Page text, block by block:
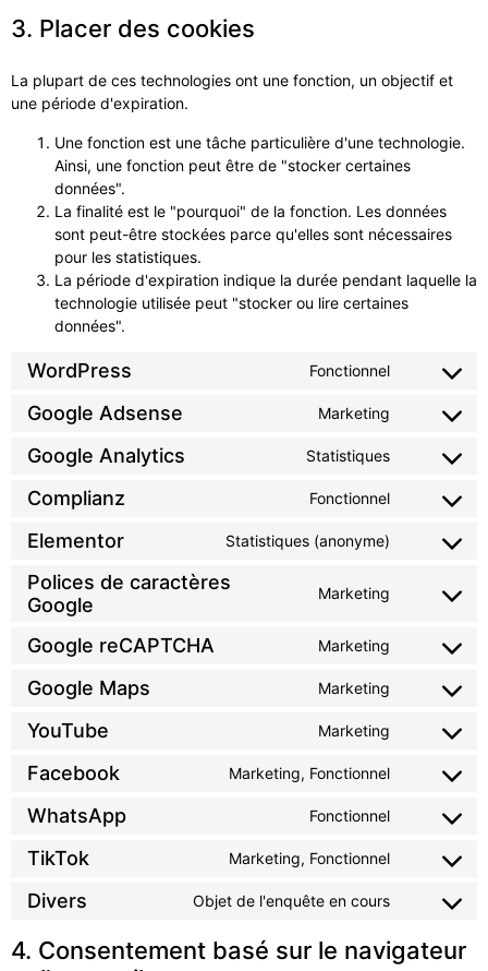
3. Placer des cookies
La plupart de ces technologies ont une fonction, un objectif et
une période d'expiration.
Une fonction est une tâche particulière d'une technologie.
Ainsi, une fonction peut être de "stocker certaines
données".
La finalité est le "pourquoi" de la fonction. Les données
sont peut-être stockées parce qu'elles sont nécessaires
pour les statistiques.
La période d'expiration indique la durée pendant laquelle la
technologie utilisée peut "stocker ou lire certaines
données".
WordPress Fonctionnel
Google Adsense Marketing
Google Analytics Statistiques
Complianz Fonctionnel
Elementor Statistiques (anonyme)
Polices de caractères
Google
Marketing
Google reCAPTCHA Marketing
Google Maps Marketing
YouTube Marketing
Facebook Marketing, Fonctionnel
WhatsApp Fonctionnel
TikTok Marketing, Fonctionnel
Divers Objet de l'enquête en cours
4. Consentement basé sur le navigateur